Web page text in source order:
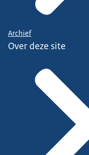
Archief
Over deze site